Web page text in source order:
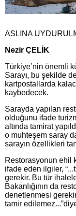
ASLINA
Nezir ÇELİK
Türkiye’nin önemli
Sarayı, bu şekilde
kartpostallarda
kaybedecek.
Sarayda yapılan
olduğunu ifade
altında tamirat
o muhteşem saray
sarayın özellikleri
Restorasyonun ehil
ifade eden ilgiler,
gerekir. Bu tür
Bakanlığının da
denetlenmesi
tamir